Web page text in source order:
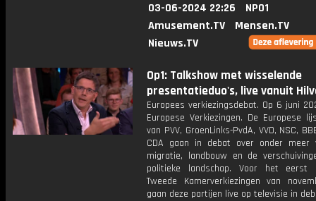
03-06-2024 22:26
NPO1
Amusement.TV
Mensen.TV
Nieuws.TV
Op1: Talkshow met wisselende
presentatieduo's, live vanuit
Europees verkiezingsdebat. Op 6 juni
Europese Verkiezingen. De Europese
van PVV, GroenLinks-PvdA, VVD, NSC,
CDA gaan in debat over onder meer
migratie, landbouw en de
politieke landschap. Voor het eerst
Tweede Kamerverkiezingen van
gaan deze partijen live op televisie in